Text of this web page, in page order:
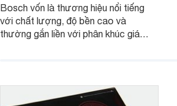
Bosch vốn là thương hiệu nổi tiếng
với chất lượng, độ bền cao và
thường gắn liền với phân khúc giá
đơn vị phân phối với mức giá khá dễ
tiếp cận, thu hút sự quan tâm của